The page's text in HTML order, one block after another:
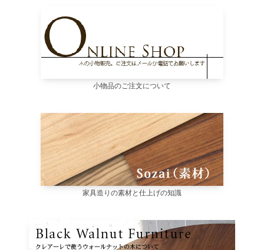
小物品のご注文について
家具造りの素材と仕上げの知識